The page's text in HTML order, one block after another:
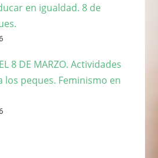
en igualdad. 8 de
8 DE MARZO. Actividades
los peques. Feminismo en